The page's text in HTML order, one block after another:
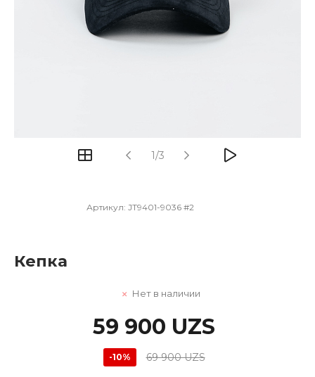
1/3
Артикул: JT9401-9036 #2
Кепка
Нет в наличии
59 900 UZS
-10% 69 900 UZS